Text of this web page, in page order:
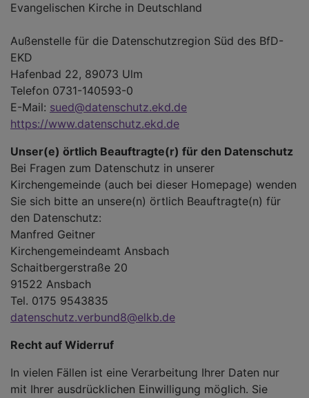
Evangelischen Kirche in Deutschland
Außenstelle für die Datenschutzregion Süd des BfD-
EKD
Hafenbad 22, 89073 Ulm
Telefon 0731-140593-0
E-Mail: sued@datenschutz.ekd.de
https://www.datenschutz.ekd.de
Unser(e) örtlich Beauftragte(r) für den Datenschutz
Bei Fragen zum Datenschutz in unserer
Kirchengemeinde (auch bei dieser Homepage) wenden
Sie sich bitte an unsere(n) örtlich Beauftragte(n) für
den Datenschutz:
Manfred Geitner
Kirchengemeindeamt Ansbach
Schaitbergerstraße 20
91522 Ansbach
Tel. 0175 9543835
datenschutz.verbund8@elkb.de
Recht auf Widerruf
In vielen Fällen ist eine Verarbeitung Ihrer Daten nur
mit Ihrer ausdrücklichen Einwilligung möglich. Sie